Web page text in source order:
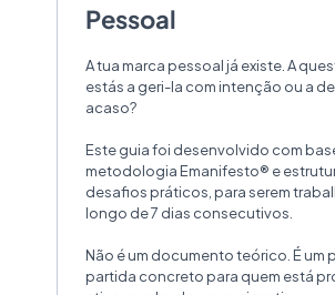
Pessoal
A tua marca pessoal já existe. A
estás a geri-la com intenção ou a
acaso?
Este guia foi desenvolvido com
metodologia Emanifesto® e
desafios práticos, para serem
longo de 7 dias consecutivos.
Não é um documento teórico. É um
partida concreto para quem está